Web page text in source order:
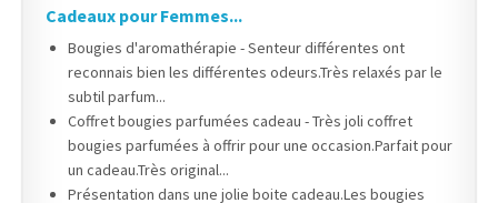
Cadeaux pour Femmes...
Bougies d'aromathérapie - Senteur différentes ont
reconnais bien les différentes odeurs.Très relaxés par le
subtil parfum...
Coffret bougies parfumées cadeau - Très joli coffret
bougies parfumées à offrir pour une occasion.Parfait pour
un cadeau.Très original...
Présentation dans une jolie boite cadeau.Les bougies